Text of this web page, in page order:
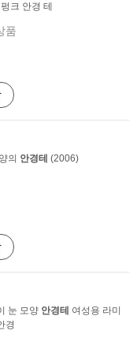
크 안경 테
품
의 안경테 (2006)
눈 모양 안경테
여성용 라미
경